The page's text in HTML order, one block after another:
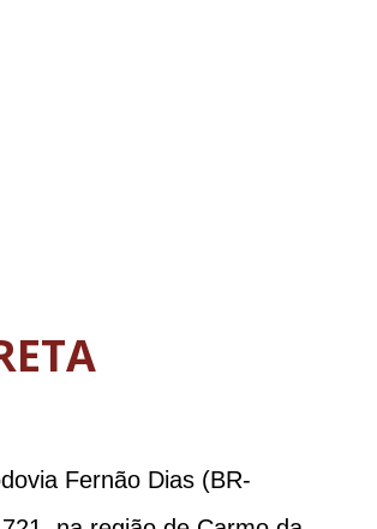
Fernão Dias (BR-